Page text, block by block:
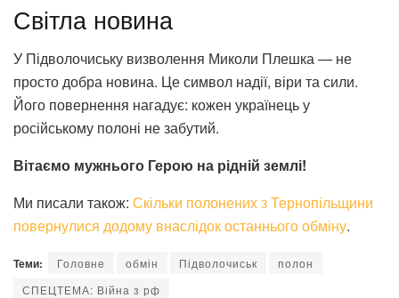
Світла новина
У Підволочиську визволення Миколи Плешка — не
просто добра новина. Це символ надії, віри та сили.
Його повернення нагадує: кожен українець у
російському полоні не забутий.
Вітаємо мужнього Герою на рідній землі!
Ми писали також: Скільки полонених з Тернопільщини
повернулися додому внаслідок останнього обміну.
Теми: Головне обмін Підволочиськ
полон
СПЕЦТЕМА: Війна з рф